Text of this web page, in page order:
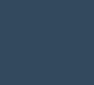
Q308
Series